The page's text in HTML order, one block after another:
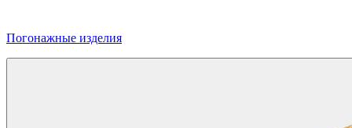
Погонажные изделия